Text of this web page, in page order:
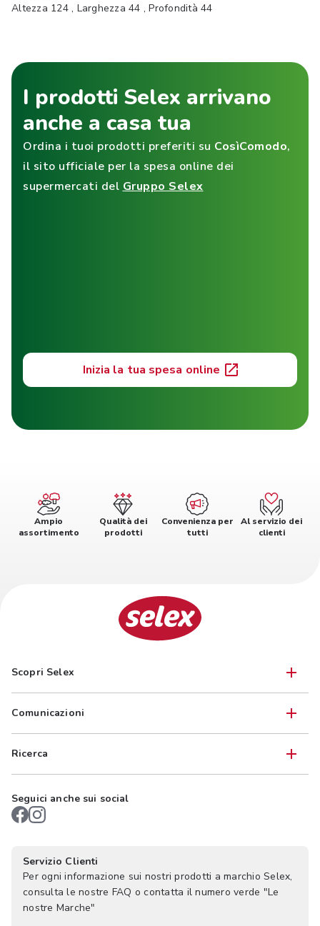
Altezza 124 , Larghezza 44 , Profondità 44
I prodotti Selex arrivano
anche a casa tua
Ordina i tuoi prodotti preferiti su CosìComodo,
il sito ufficiale per la spesa online dei
supermercati del Gruppo Selex
Inizia la tua spesa online
Ampio
assortimento
Qualità dei
prodotti
Convenienza per
tutti
Al servizio dei
clienti
Scopri Selex
Comunicazioni
Ricerca
Seguici anche sui social
Servizio Clienti
Per ogni informazione sui nostri prodotti a marchio Selex,
consulta le nostre FAQ o contatta il numero verde "Le
nostre Marche"